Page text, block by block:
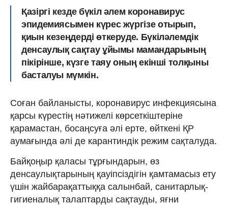
Қазіргі кезде бүкіл әлем коронавирус
эпидемиясымен күрес жүргізе отырып,
қиын кезеңдерді өткеруде. Бүкіләлемдік
денсаулық сақтау ұйымы мамандарының
пікірінше, күзге таяу оның екінші толқыны
басталуы мүмкін.
Соған байланысты, коронавирус инфекциясына
қарсы күрестің нәтижелі көрсеткіштеріне
қарамастан, босаңсуға әлі ерте, өйткені ҚР
аумағында әлі де карантиндік режим сақталуда.
Байқоңыр қаласы тұрғындарын, өз
денсаулықтарының қауіпсіздігін қамтамасыз ету
үшін жайбарақаттыққа салынбай, санитарлық-
гигиеналық талаптарды сақтауды, яғни